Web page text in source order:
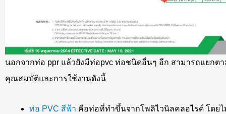
นอกจากท่อ ppr แล้วยังมีท่อpvc ท่อชนิดอื่นๆ อีก สามารถแยกต
คุณสมบัติและการใช้งานดังนี้
ท่อ PVC สีฟ้า คือท่อที่ทำขึ้นจากโพลิไวนิลคลอไรด์ โดย